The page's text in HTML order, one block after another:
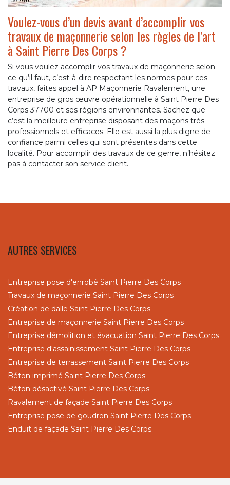
Voulez-vous d’un devis avant d’accomplir vos
travaux de maçonnerie selon les règles de l’art
à Saint Pierre Des Corps ?
Si vous voulez accomplir vos travaux de maçonnerie selon
ce qu’il faut, c’est-à-dire respectant les normes pour ces
travaux, faites appel à AP Maçonnerie Ravalement, une
entreprise de gros œuvre opérationnelle à Saint Pierre Des
Corps 37700 et ses régions environnantes. Sachez que
c’est la meilleure entreprise disposant des maçons très
professionnels et efficaces. Elle est aussi la plus digne de
confiance parmi celles qui sont présentes dans cette
localité. Pour accomplir des travaux de ce genre, n’hésitez
pas à contacter son service client.
AUTRES SERVICES
Entreprise pose d'enrobé Saint Pierre Des Corps
Travaux de maçonnerie Saint Pierre Des Corps
Création de dalle Saint Pierre Des Corps
Entreprise de maçonnerie Saint Pierre Des Corps
Entreprise démolition et évacuation Saint Pierre Des Corps
Entreprise d'assainissement Saint Pierre Des Corps
Entreprise de terrassement Saint Pierre Des Corps
Béton imprimé Saint Pierre Des Corps
Béton désactivé Saint Pierre Des Corps
Ravalement de façade Saint Pierre Des Corps
Entreprise pose de goudron Saint Pierre Des Corps
Enduit de façade Saint Pierre Des Corps